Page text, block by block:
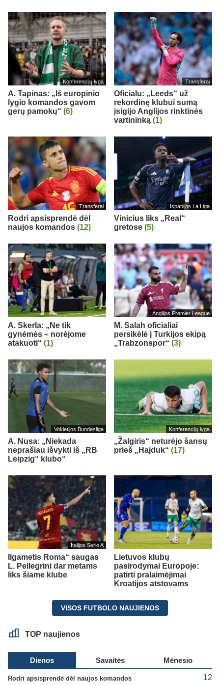
Konferencijų lyga
A. Tapinas: „Iš europinio
lygio komandos gavom
gerų pamokų“ (6)
Transferai
Oficialu: „Leeds“ už
rekordinę klubui sumą
įsigijo Anglijos rinktinės
vartininką (1)
Transferai
Rodri apsisprendė dėl
naujos komandos (12)
Ispanijos La Liga
Vinicius liks „Real“
gretose (5)
A. Skerla: „Ne tik
gynėmės – norėjome
atakuoti“ (1)
Anglijos Premier League
M. Salah oficialiai
persikėlė į Turkijos ekipą
„Trabzonspor“ (3)
Vokietijos Bundesliga
A. Nusa: „Niekada
neprašiau išvykti iš „RB
Leipzig“ klubo“
Konferencijų lyga
„Žalgiris“ neturėjo šansų
prieš „Hajduk“ (17)
Italijos Serie A
Ilgametis Roma“ saugas
L. Pellegrini dar metams
liks šiame klube
Lietuvos klubų
pasirodymai Europoje:
patirti pralaimėjimai
Kroatijos atstovams
VISOS FUTBOLO NAUJIENOS
TOP naujienos
Dienos Savaitės Mėnesio
Rodri apsisprendė dėl naujos komandos 12